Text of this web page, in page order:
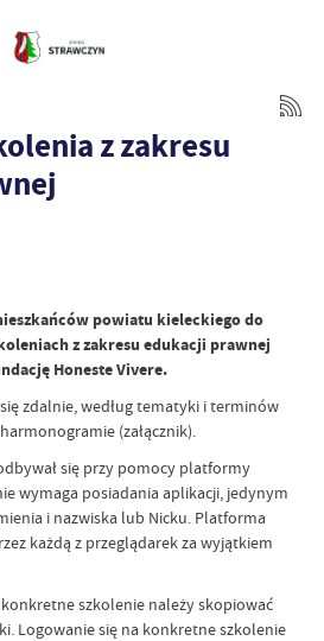
z zakresu
powiatu kieleckiego do
z zakresu edukacji prawnej
Honeste Vivere.
zdalnie, według tematyki i terminów
(załącznik).
się przy pomocy platformy
wymaga posiadania aplikacji, jedynym
i nazwiska lub Nicku. Platforma
każdą z przeglądarek za wyjątkiem
szkolenie należy skopiować
Logowanie się na konkretne szkolenie